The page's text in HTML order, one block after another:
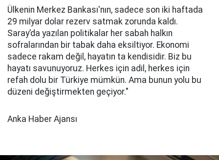
Ülkenin Merkez Bankası'nın, sadece son iki haftada
29 milyar dolar rezerv satmak zorunda kaldı.
Saray’da yazılan politikalar her sabah halkın
sofralarından bir tabak daha eksiltiyor. Ekonomi
sadece rakam değil, hayatın ta kendisidir. Biz bu
hayatı savunuyoruz. Herkes için adil, herkes için
refah dolu bir Türkiye mümkün. Ama bunun yolu bu
düzeni değiştirmekten geçiyor."
Anka Haber Ajansı